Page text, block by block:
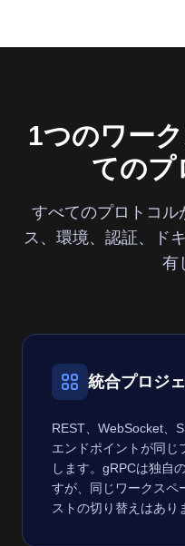
1つのワー
てのプ
すべてのプロトコル
ス、環境、認証、ド
有
統合プロジ
REST、WebSocket、
エンドポイントが同じ
します。gRPCは独自
すが、同じワークスペ
ストの切り替えはあり